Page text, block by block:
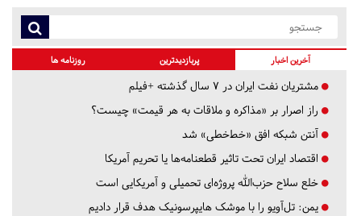
آخرین اخبار پربازدیدترین روزنامه ها
مشتریان نفت ایران در ۷ سال گذشته +فیلم
راز اصرار بر «مذاکره و ملاقات به هر قیمت» چیست؟
آنتن شبکه افق «خط‌خطی» شد
اقتصاد ایران تحت تاثیر قطعنامه‌ها یا تحریم‌ آمریکا
خلع سلاح حزب‌الله پروژه‌ای تحمیلی و آمریکایی است
یمن: تل‌آویو را با موشک هایپرسونیک هدف قرار دادیم